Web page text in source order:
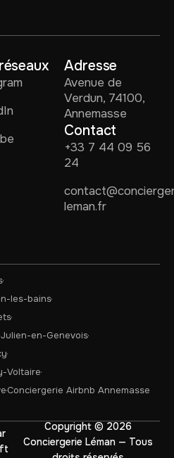
Adresse
Avenue de
Verdun, 74100,
Annemasse
Contact
+33 7 44 09 56
24
leman.fr
les-bains
en-Genevois
Voltaire
Conciergerie Airbnb Annemasse
Copyright © 2026
Conciergerie Léman — Tous